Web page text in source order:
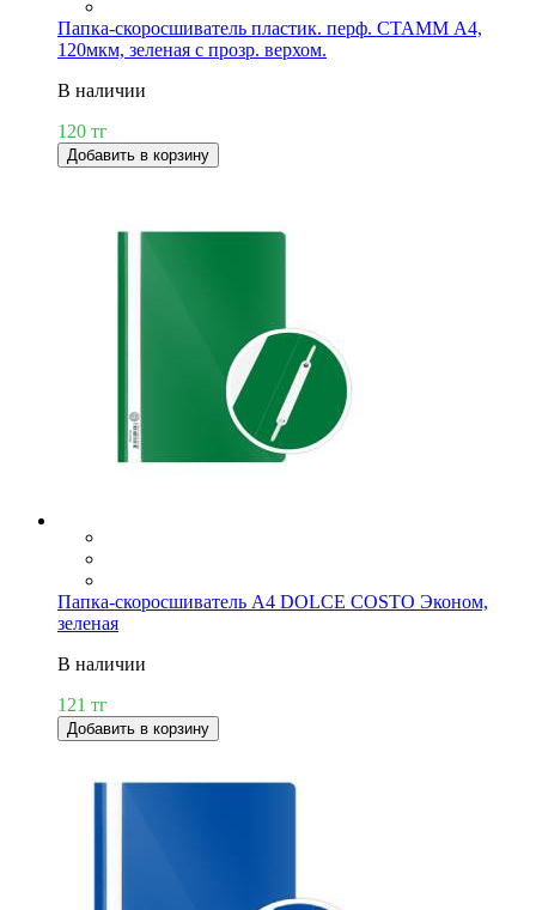
Папка-скоросшиватель пластик. перф. СТАММ А4,
120мкм, зеленая с прозр. верхом.
В наличии
120 тг
Добавить в корзину
Папка-скоросшиватель А4 DOLCE COSTO Эконом,
зеленая
В наличии
121 тг
Добавить в корзину